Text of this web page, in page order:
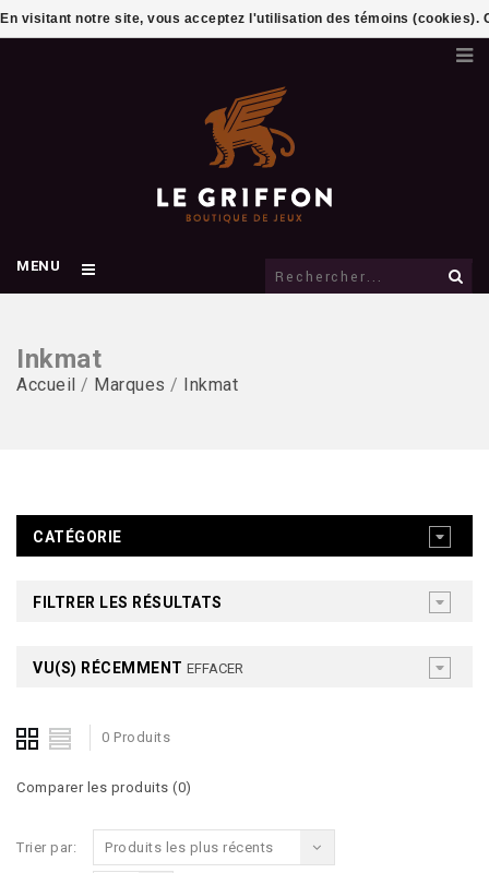
MENU
Inkmat
Accueil / Marques / Inkmat
CATÉGORIE
FILTRER LES RÉSULTATS
VU(S) RÉCEMMENT EFFACER
0 Produits
Comparer les produits (0)
Trier par: Produits les plus récents
En visitant notre site, vous acceptez l'utilisation des témoins